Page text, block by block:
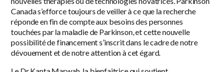
Canada s’efforce toujours de veiller à ce que la recherche
réponde en fin de compte aux besoins des personnes
touchées par la maladie de Parkinson, et cette nouvelle
possibilité de financement s’inscrit dans le cadre de notre
dévouement et de notre attention à cet égard.